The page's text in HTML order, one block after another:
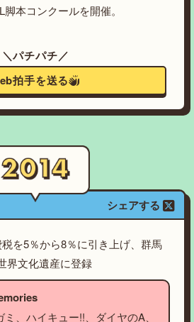
本コンクールを開催。
＼パチパチ／
拍手を送る
シェアする
を5％から8％に引き上げ、群馬
界文化遺産に登録
、ハイキュー!!、ダイヤのA、